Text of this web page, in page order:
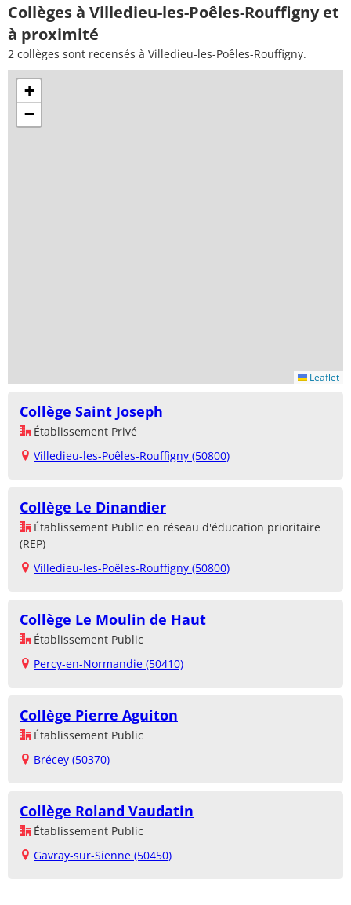
Collèges à Villedieu-les-Poêles-Rouffigny et
à proximité
2 collèges sont recensés à Villedieu-les-Poêles-Rouffigny.
+
−
Leaflet
Collège Saint Joseph
Établissement Privé
Villedieu-les-Poêles-Rouffigny (50800)
Collège Le Dinandier
Établissement Public en réseau d'éducation prioritaire
(REP)
Villedieu-les-Poêles-Rouffigny (50800)
Collège Le Moulin de Haut
Établissement Public
Percy-en-Normandie (50410)
Collège Pierre Aguiton
Établissement Public
Brécey (50370)
Collège Roland Vaudatin
Établissement Public
Gavray-sur-Sienne (50450)